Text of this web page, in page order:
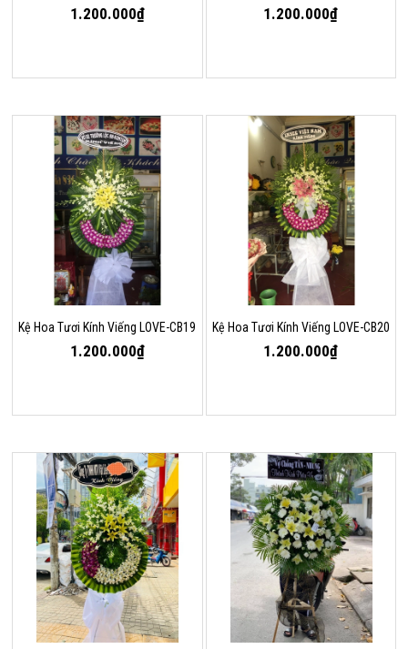
1.200.000₫ 1.200.000₫
Kệ Hoa Tươi Kính Viếng LOVE-CB19
1.200.000₫
Kệ Hoa Tươi Kính Viếng LOVE-CB20
1.200.000₫